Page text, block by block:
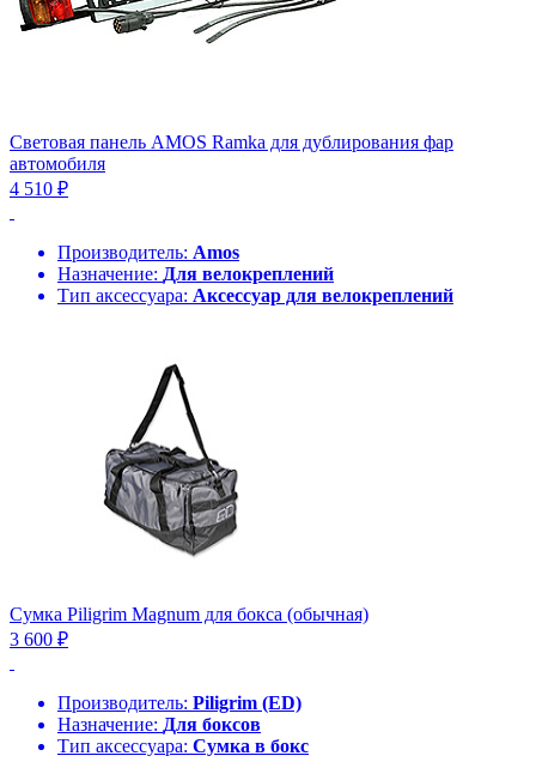
Световая панель AMOS Ramka для дублирования фар
автомобиля
4 510 ₽
Производитель: Amos
Назначение: Для велокреплений
Тип аксессуара: Аксессуар для велокреплений
Сумка Piligrim Magnum для бокса (обычная)
3 600 ₽
Производитель: Piligrim (ED)
Назначение: Для боксов
Тип аксессуара: Сумка в бокс